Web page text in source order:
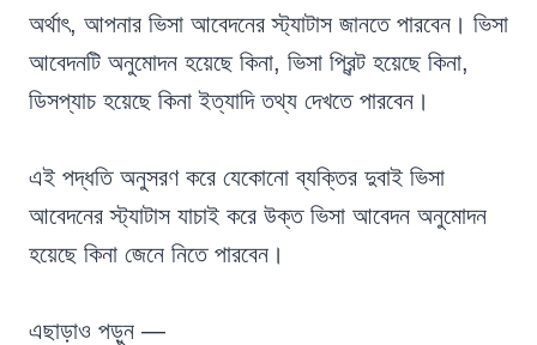
অর্থাৎ, আপনার ভিসা আবেদনের স্ট্যাটাস জানতে পারবেন। ভিসা
আবেদনটি অনুমোদন হয়েছে কিনা, ভিসা প্রিন্ট হয়েছে কিনা,
ডিসপ্যাচ হয়েছে কিনা ইত্যাদি তথ্য দেখতে পারবেন।
এই পদ্ধতি অনুসরণ করে যেকোনো ব্যক্তির দুবাই ভিসা
আবেদনের স্ট্যাটাস যাচাই করে উক্ত ভিসা আবেদন অনুমোদন
হয়েছে কিনা জেনে নিতে পারবেন।
এছাড়াও পড়ুন —